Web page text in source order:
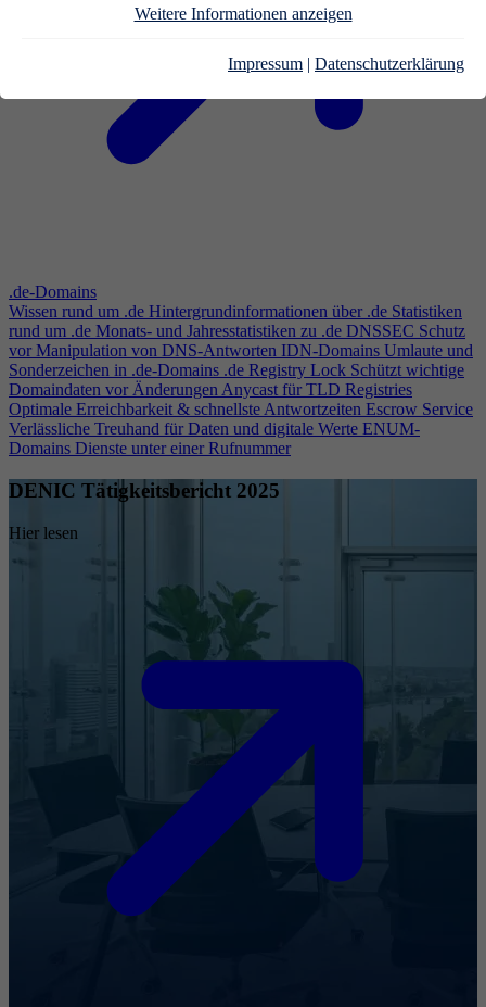
Weitere Informationen anzeigen
Impressum | Datenschutzerklärung
.de-Domains
Wissen rund um .de Hintergrundinformationen über .de Statistiken
rund um .de Monats- und Jahresstatistiken zu .de DNSSEC Schutz
vor Manipulation von DNS-Antworten IDN-Domains Umlaute und
Sonderzeichen in .de-Domains .de Registry Lock Schützt wichtige
Domaindaten vor ÄnderungenAnycast für TLD Registries
Optimale Erreichbarkeit & schnellste Antwortzeiten Escrow Service
Verlässliche Treuhand für Daten und digitale Werte ENUM-
Domains Dienste unter einer Rufnummer
DENIC Tätigkeitsbericht 2025
Hier lesen